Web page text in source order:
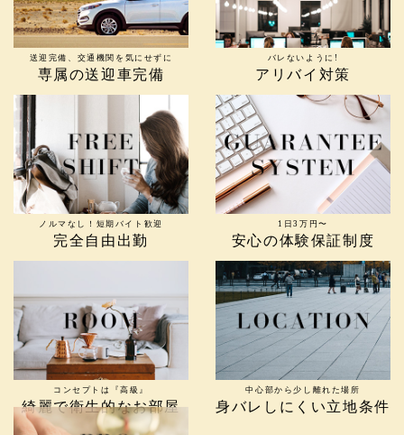
送迎完備、交通機関を気にせずに
専属の送迎車完備
バレないように!
アリバイ対策
ノルマなし！短期バイト歓迎
完全自由出勤
1日3万円〜
安心の体験保証制度
コンセプトは『高級』
綺麗で衛生的なお部屋
中心部から少し離れた場所
身バレしにくい立地条件